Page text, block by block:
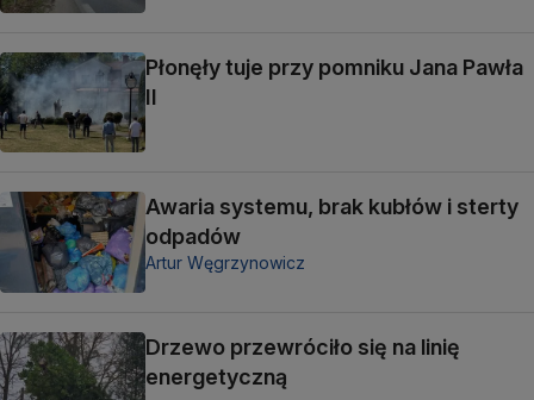
Płonęły tuje przy pomniku Jana Pawła
II
Awaria systemu, brak kubłów i sterty
odpadów
Artur Węgrzynowicz
Drzewo przewróciło się na linię
energetyczną